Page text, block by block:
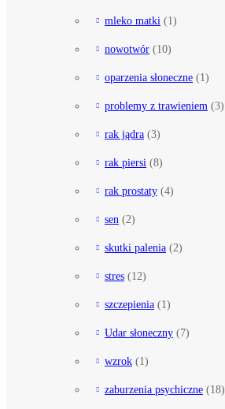
mleko matki (1)
nowotwór (10)
oparzenia słoneczne (1)
problemy z trawieniem (3)
rak jądra (3)
rak piersi (8)
rak prostaty (4)
sen (2)
skutki palenia (2)
stres (12)
szczepienia (1)
Udar słoneczny (7)
wzrok (1)
zaburzenia psychiczne (18)